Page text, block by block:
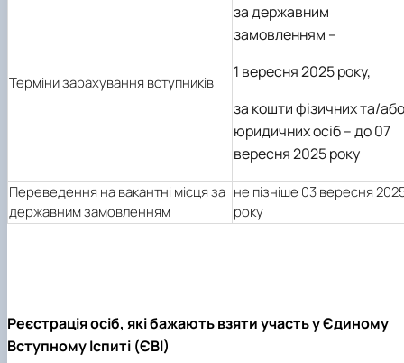
Терміни зарахування вступників
за державним
замовленням –
1 вересня 2025 року,
за кошти фізичних та/або
юридичних осіб – до 07
вересня 2025 року
Переведення на вакантні місця за
державним замовленням
не пізніше 03 вересня
року
Реєстрація осіб, які бажають взяти участь у Єдиному
Вступному Іспиті (ЄВІ)